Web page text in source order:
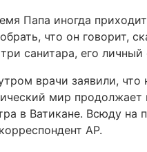
Папа иногда
что он говорит,
санитара, его
врачи заявили,
мир
в Ватикане. Всюду на
АР.